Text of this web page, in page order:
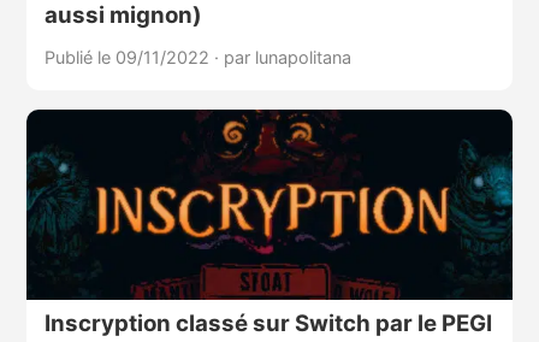
aussi mignon)
Publié le 09/11/2022 · par lunapolitana
Inscryption classé sur Switch par le PEGI